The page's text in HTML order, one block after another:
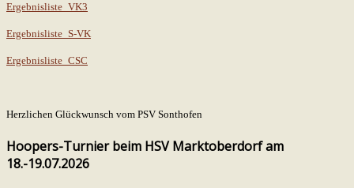
Ergebnisliste_VK3
Ergebnisliste_S-VK
Ergebnisliste_CSC
Herzlichen Glückwunsch vom PSV Sonthofen
Hoopers-Turnier beim HSV Marktoberdorf am
18.-19.07.2026